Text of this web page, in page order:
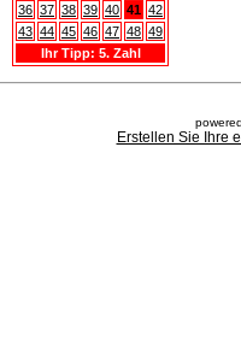
36 37 38 39 40 41 42
43 44 45 46 47 48 49
Ihr Tipp: 5. Zahl
Erstellen Sie Ihre